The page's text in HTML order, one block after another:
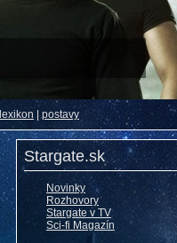
lexikon |postavy
Stargate.sk
Novinky
Rozhovory
Stargate v TV
Sci-fi Magazín